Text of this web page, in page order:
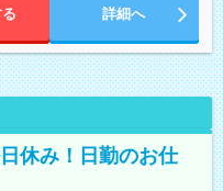
詳細へ
休み！日勤のお仕